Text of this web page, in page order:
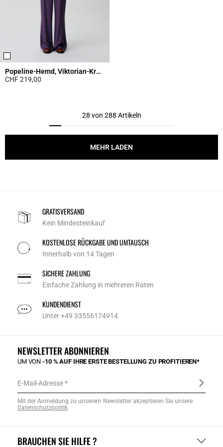
Popeline-Hemd, Viktorian-Kragen
CHF 219,00
28 von 288 Artikeln
MEHR LADEN
GRATISVERSAND
Kein Mindesteinkauf
KOSTENLOSE RÜCKGABE UND UMTAUSCH
Innerhalb von 14 Tagen
SICHERE ZAHLUNG
Einfache Zahlung in mehreren Raten
KUNDENDIENST
Unter +49 33556174914
BRAUCHEN SIE HILFE ?
NEWSLETTER ABONNIEREN
UM VON-10 % AUF IHRE ERSTE BESTELLUNG ZU PROFITIEREN*
E-Mail-Adresse
Mit der Anmeldung zu unserem Newsletter akzeptieren Sie unsere
Datenschutzpolitik.